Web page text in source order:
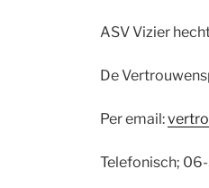
ASV Vizier
De
Per email:
Telefonisch;